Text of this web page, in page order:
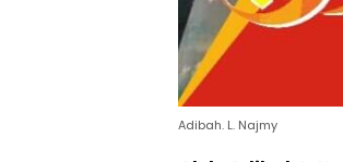
Adibah. L. Najmy